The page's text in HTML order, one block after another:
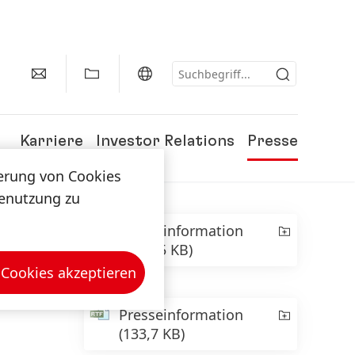
Karriere Investor Relations Presse
Presseinformation
(553,55 KB)
Presseinformation
(133,7 KB)
von Cookies
zu
akzeptieren